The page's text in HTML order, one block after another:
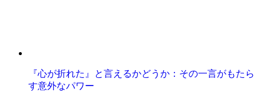
『心が折れた』と言えるかどうか：その一言がもたら
す意外なパワー